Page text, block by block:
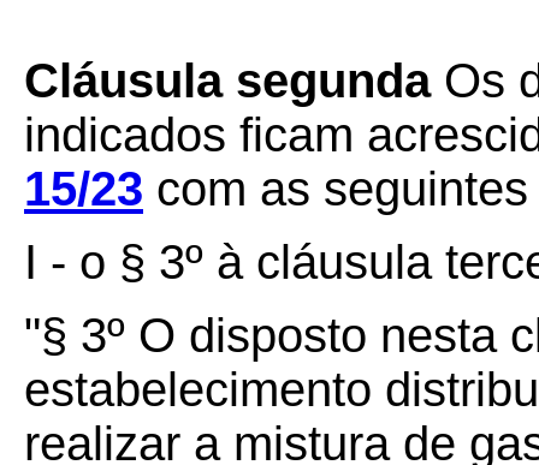
Cláusula segundaOs
indicados ficam
15/23 com as
I - o § 3º à cláusula
"§ 3º O disposto nesta
estabelecimento
realizar a mistura de